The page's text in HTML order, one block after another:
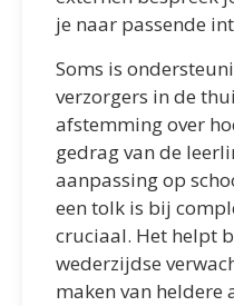
je naar passende
Soms is
verzorgers in de
afstemming over
gedrag van de
aanpassing op
een tolk is bij
cruciaal. Het helpt
wederzijdse
maken van heldere